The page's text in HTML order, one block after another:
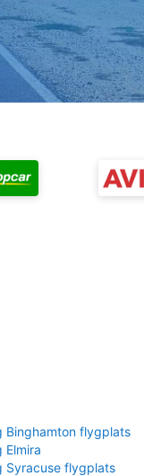
Binghamton flygplats
Elmira
Syracuse flygplats